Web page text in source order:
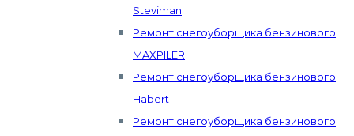
Steviman
Ремонт снегоуборщика бензинового
MAXPILER
Ремонт снегоуборщика бензинового
Habert
Ремонт снегоуборщика бензинового